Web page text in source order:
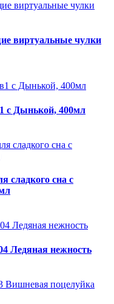
виртуальные чулки
с Дынькой, 400мл
сладкого сна с
Ледяная нежность